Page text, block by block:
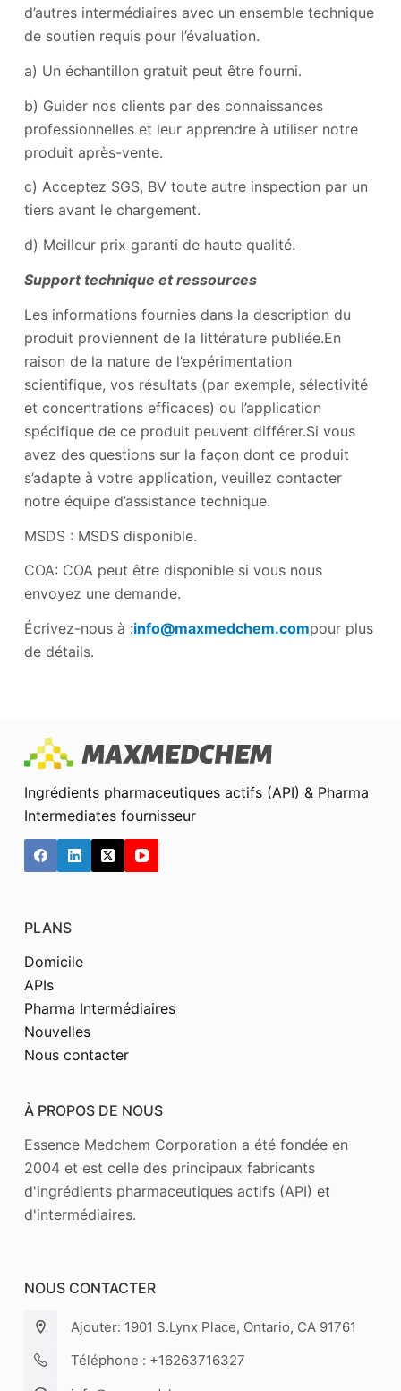
d’autres intermédiaires avec un ensemble technique
de soutien requis pour l’évaluation.
a) Un échantillon gratuit peut être fourni.
b) Guider nos clients par des connaissances
professionnelles et leur apprendre à utiliser notre
produit après-vente.
c) Acceptez SGS, BV toute autre inspection par un
tiers avant le chargement.
d) Meilleur prix garanti de haute qualité.
Support technique et ressources
Les informations fournies dans la description du
produit proviennent de la littérature publiée.En
raison de la nature de l’expérimentation
scientifique, vos résultats (par exemple, sélectivité
et concentrations efficaces) ou l’application
spécifique de ce produit peuvent différer.Si vous
avez des questions sur la façon dont ce produit
s’adapte à votre application, veuillez contacter
notre équipe d’assistance technique.
MSDS : MSDS disponible.
COA: COA peut être disponible si vous nous
envoyez une demande.
Écrivez-nous à :info@maxmedchem.compour plus
de détails.
Ingrédients pharmaceutiques actifs (API) & Pharma
Intermediates fournisseur
PLANS
Domicile
APIs
Pharma Intermédiaires
Nouvelles
Nous contacter
À PROPOS DE NOUS
Essence Medchem Corporation a été fondée en
2004 et est celle des principaux fabricants
d'ingrédients pharmaceutiques actifs (API) et
d'intermédiaires.
NOUS CONTACTER
Ajouter: 1901 S.Lynx Place, Ontario, CA 91761
Téléphone : +16263716327